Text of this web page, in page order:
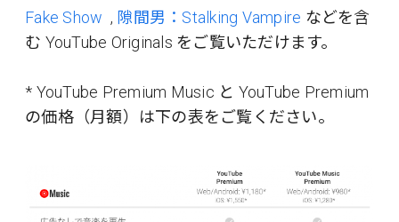
Fake Show , 隙間男：Stalking Vampire などを含
む YouTube Originals をご覧いただけます。
* YouTube Premium Music と YouTube Premium
の価格（月額）は下の表をご覧ください。